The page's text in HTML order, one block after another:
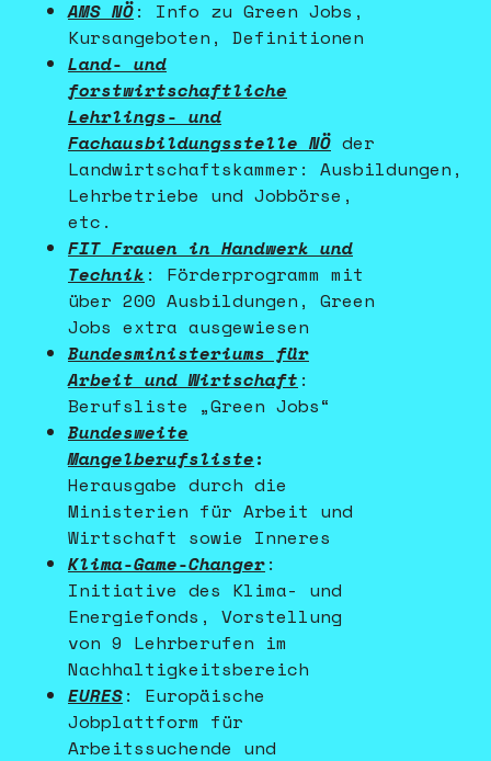
AMS NÖ: Info zu Green Jobs,
Kursangeboten, Definitionen
Land- und
forstwirtschaftliche
Lehrlings- und
Fachausbildungsstelle NÖ der
Landwirtschaftskammer: Ausbildungen,
Lehrbetriebe und Jobbörse,
etc.
FIT Frauen in Handwerk und
Technik : Förderprogramm mit
über 200 Ausbildungen, Green
Jobs extra ausgewiesen
Bundesministeriums für
Arbeit und Wirtschaft :
Berufsliste „Green Jobs“
Bundesweite
Mangelberufsliste:
Herausgabe durch die
Ministerien für Arbeit und
Wirtschaft sowie Inneres
Klima-Game-Changer:
Initiative des Klima- und
Energiefonds, Vorstellung
von 9 Lehrberufen im
Nachhaltigkeitsbereich
EURES: Europäische
Jobplattform für
Arbeitssuchende und